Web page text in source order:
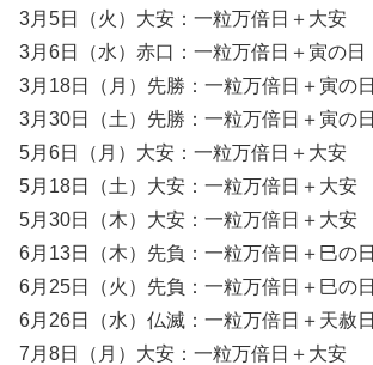
3月5日（火）大安：一粒万倍日＋大安
3月6日（水）赤口：一粒万倍日＋寅の日
3月18日（月）先勝：一粒万倍日＋寅の日
3月30日（土）先勝：一粒万倍日＋寅の日
5月6日（月）大安：一粒万倍日＋大安
5月18日（土）大安：一粒万倍日＋大安
5月30日（木）大安：一粒万倍日＋大安
6月13日（木）先負：一粒万倍日＋巳の日
6月25日（火）先負：一粒万倍日＋巳の日
6月26日（水）仏滅：一粒万倍日＋天赦日
7月8日（月）大安：一粒万倍日＋大安